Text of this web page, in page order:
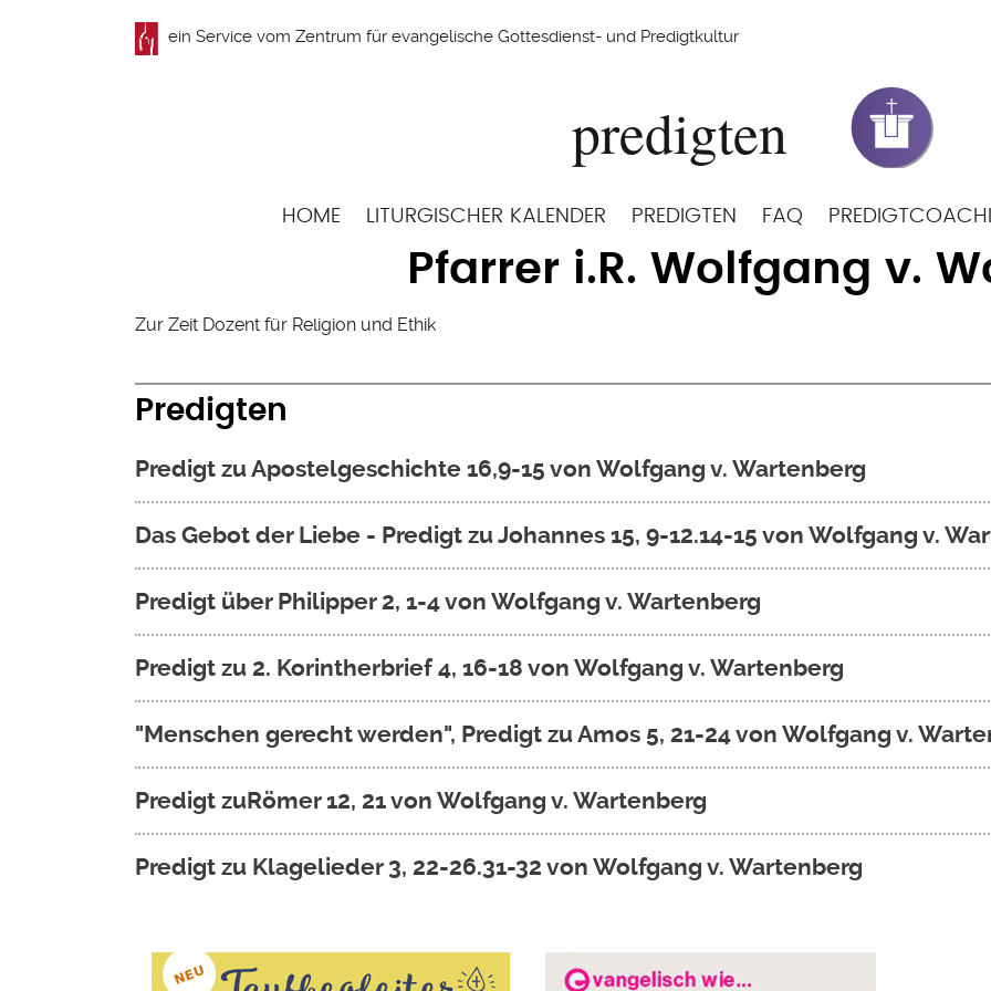
ein Service vom Zentrum für evangelische Gottesdienst- und Predigtkultur
Hauptnavigation
HOME LITURGISCHER KALENDER PREDIGTEN FAQ
Pfarrer i.R. Wolfgang v.
Zur Zeit Dozent für Religion und Ethik
Predigten
Predigt zu Apostelgeschichte 16,9-15 von Wolfgang v. Wartenberg
Das Gebot der Liebe - Predigt zu Johannes 15, 9-12.14-15 von Wolfgang v.
Predigt über Philipper 2, 1-4 von Wolfgang v. Wartenberg
Predigt zu 2. Korintherbrief 4, 16-18 von Wolfgang v. Wartenberg
"Menschen gerecht werden", Predigt zu Amos 5, 21-24 von Wolfgang v.
Predigt zuRömer 12, 21 von Wolfgang v. Wartenberg
Predigt zu Klagelieder 3, 22-26.31-32 von Wolfgang v. Wartenberg